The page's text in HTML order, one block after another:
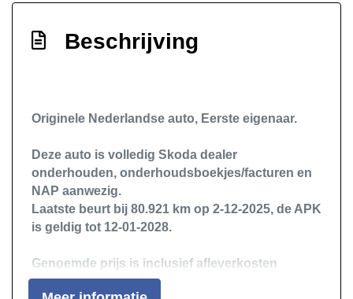
Elektronisch stabiliteits programma
Hoofd airbag(s) voor
Keyless start
Knie airbag(s)
Led mistlampen
Multimedia scherm standaard
Passagiersairbag
Rijstrooksensor met correctie
Beschrijving
Originele Nederlandse auto, Eerste eigenaar.
Deze auto is volledig Skoda dealer
onderhouden, onderhoudsboekjes/facturen en
NAP aanwezig.
Laatste beurt bij 80.921 km op 2-12-2025, de APK
is geldig tot 12-01-2028.
Genoemde prijs is inclusief afleverkosten
(afleverinspectie, vloeistoffencontrole, APK,